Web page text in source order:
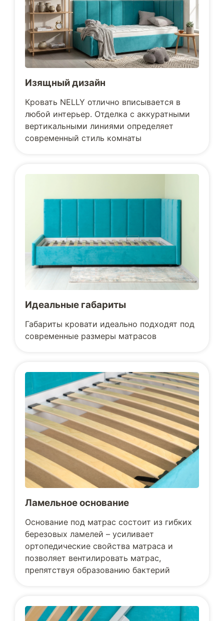
Изящный дизайн
Кровать NELLY отлично вписывается в
любой интерьер. Отделка с аккуратными
вертикальными линиями определяет
современный стиль комнаты
Идеальные габариты
Габариты кровати идеально подходят под
современные размеры матрасов
Ламельное основание
Основание под матрас состоит из гибких
березовых ламелей – усиливает
ортопедические свойства матраса и
позволяет вентилировать матрас,
препятствуя образованию бактерий